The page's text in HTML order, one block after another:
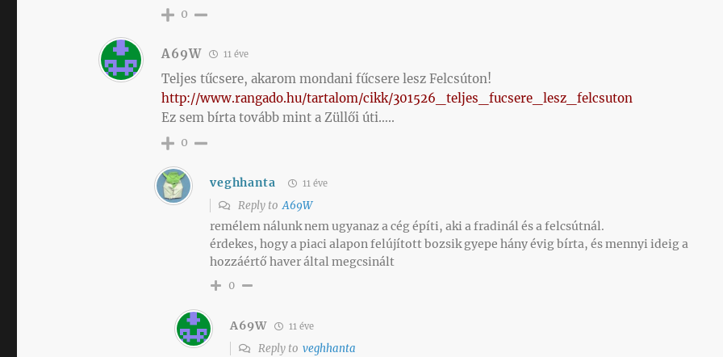
0
A69W 11 éve
Teljes tűcsere, akarom mondani fűcsere lesz Felcsúton!
http://www.rangado.hu/tartalom/cikk/301526_teljes_fucsere_lesz_felcsuton
Ez sem bírta tovább mint a Züllői úti…..
0
veghhanta 11 éve
Reply toA69W
remélem nálunk nem ugyanaz a cég építi, aki a fradinál és a felcsútnál.
érdekes, hogy a piaci alapon felújított bozsik gyepe hány évig bírta, és mennyi ideig a
hozzáértő haver által megcsinált
0
A69W 11 éve
Reply toveghhanta